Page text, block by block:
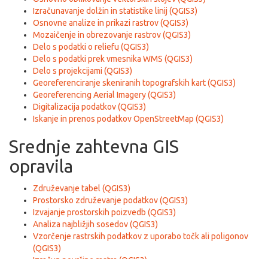
Izračunavanje dolžin in statistike linij (QGIS3)
Osnovne analize in prikazi rastrov (QGIS3)
Mozaičenje in obrezovanje rastrov (QGIS3)
Delo s podatki o reliefu (QGIS3)
Delo s podatki prek vmesnika WMS (QGIS3)
Delo s projekcijami (QGIS3)
Georeferenciranje skeniranih topografskih kart (QGIS3)
Georeferencing Aerial Imagery (QGIS3)
Digitalizacija podatkov (QGIS3)
Iskanje in prenos podatkov OpenStreetMap (QGIS3)
Srednje zahtevna GIS
opravila
Združevanje tabel (QGIS3)
Prostorsko združevanje podatkov (QGIS3)
Izvajanje prostorskih poizvedb (QGIS3)
Analiza najbližjih sosedov (QGIS3)
Vzorčenje rastrskih podatkov z uporabo točk ali poligonov
(QGIS3)